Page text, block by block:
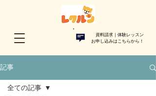
資料請求｜体験レッスン
お申し込みはこちらから！​
記事
全ての記事